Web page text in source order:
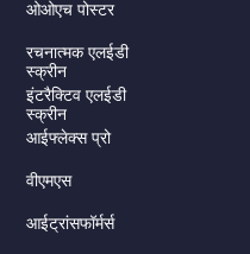
ओओएच पोस्टर
रचनात्मक एलईडी
स्क्रीन
इंटरैक्टिव एलईडी
स्क्रीन
आईफ्लेक्स प्रो
वीएमएस
आईट्रांसफॉर्मर्स